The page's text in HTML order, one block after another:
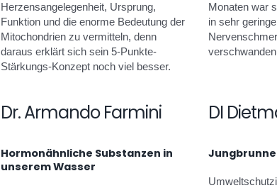
Herzensangelegenheit, Ursprung,
Funktion und die enorme Bedeutung der
Mitochondrien zu vermitteln, denn
daraus erklärt sich sein 5-Punkte-
Stärkungs-Konzept noch viel besser.
Monaten war
in sehr
Dr. Armando Farmini
Hormonähnliche Substanzen in
unserem Wasser
DI